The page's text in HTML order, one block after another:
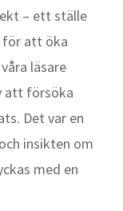
– ett ställe
för att öka
läsare
att försöka
Det var en
insikten om
med en